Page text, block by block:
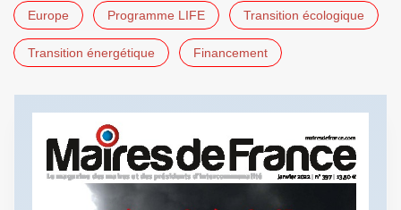
Europe
Programme LIFE Transition écologique
Transition énergétique Financement